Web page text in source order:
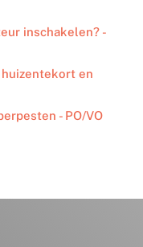
inschakelen? -
huizentekort en
- PO/VO